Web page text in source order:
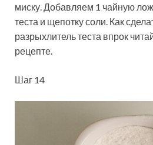
миску. Добавляем 1 чайную
теста и щепотку соли. Как
разрыхлитель теста впрок
рецепте.
Шаг 14